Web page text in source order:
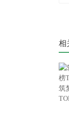
相
筑